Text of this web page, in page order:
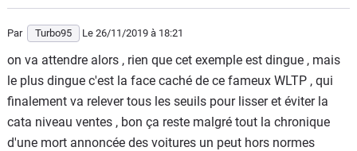
Par Turbo95 Le 26/11/2019 à 18:21
on va attendre alors , rien que cet exemple est dingue , mais
le plus dingue c'est la face caché de ce fameux WLTP , qui
finalement va relever tous les seuils pour lisser et éviter la
cata niveau ventes , bon ça reste malgré tout la chronique
d'une mort annoncée des voitures un peut hors normes